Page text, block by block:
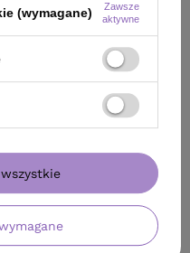
TEN
(wymagane)
Zawsze
aktywne